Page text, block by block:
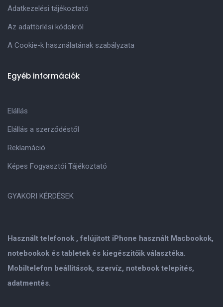
Használt telefonok , felújitott iPhone használt Macbookok,
notebookok és tabletek és kiegészitőik választéka.
Mobiltelefon beállitások, szervíz, notebook telepités,
adatmentés.
Adatkezelési tájékoztató
Az adattörlési kódokról
A Cookie-k használatának szabályzata
Egyéb információk
Elállás
Elállás a szerződéstől
Reklamáció
Képes Fogyasztói Tájékoztató
GYAKORI KÉRDÉSEK